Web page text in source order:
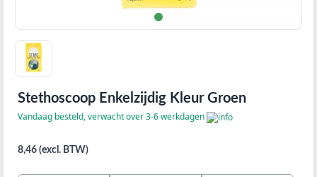
Stethoscoop Enkelzijdig Kleur Groen
Vandaag besteld, verwacht over 3-6 werkdagen
8,46 (excl. BTW)